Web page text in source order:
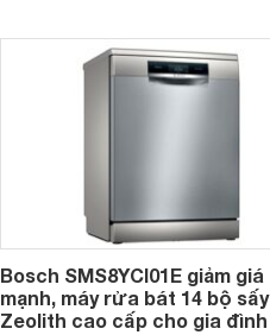
nhiều cửa hàng, đại lý.
Bosch SMS8YCI01E giảm giá
mạnh, máy rửa bát 14 bộ sấy
Zeolith cao cấp cho gia đình